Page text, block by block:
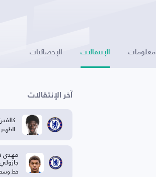
معلومات الإنتقالات الإحصائيات
آخر الإنتقالات
مهدي
جازولي
خط